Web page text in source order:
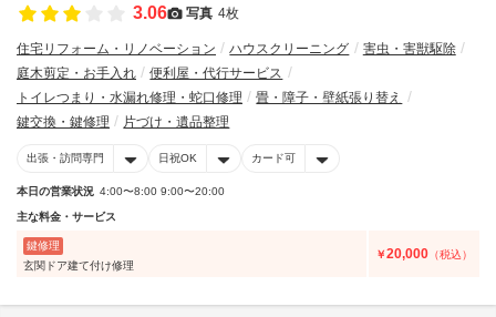
3.06 写真 4枚
住宅リフォーム・リノベーション ハウスクリーニング
害虫・害獣駆除
庭木剪定・お手入れ
便利屋・代行サービス
トイレつまり・水漏れ修理・蛇口修理
畳・障子・壁紙張り替え
鍵交換・鍵修理
片づけ・遺品整理
出張・訪問専門 日祝OK カード可
本日の営業状況 4:00〜8:00 9:00〜20:00
主な料金・サービス
鍵修理
玄関ドア建て付け修理
￥20,000 （税込）